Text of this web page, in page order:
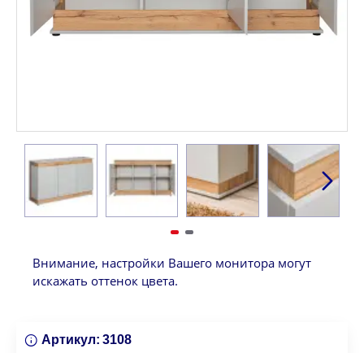
Внимание, настройки Вашего монитора могут
искажать оттенок цвета.
Артикул: 3108